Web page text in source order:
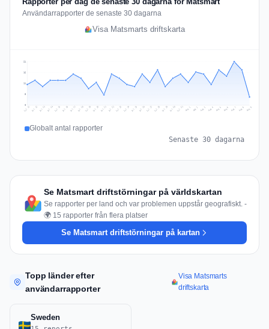
Användarrapporter de senaste 30 dagarna
Visa Matsmarts driftskarta
11
16
21
Jul 11 Jul 12 Jul 13 Jul 14 Jul 15 Jul 16 Jul 17 Jul 18 Jul 19 Jul 20 Jul 21 Jul 22 Jul 23 Jul 24 Jul 25 Jul 26 Jul 27 Jul 28 Jul 29 Jul 30 Jul 31 Aug 1 Aug 2 Aug 3 Aug 4 Aug 5 Aug 6 Aug 7 Aug 8 Aug 9
Globalt antal rapporter
Senaste 30 dagarna
Se Matsmart driftstörningar på världskartan
Se rapporter per land och var problemen uppstår geografiskt. -
🌍 15 rapporter från flera platser
Se Matsmart driftstörningar på kartan
Topp länder efter
användarrapporter
Visa Matsmarts
driftskarta
Sweden